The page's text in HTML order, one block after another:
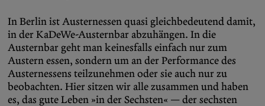
In Berlin ist Austernessen quasi gleichbedeutend damit,
in der KaDeWe-Austernbar abzuhängen. In die
Austernbar geht man keinesfalls einfach nur zum
Austern essen, sondern um an der Performance des
Austernessens teilzunehmen oder sie auch nur zu
beobachten. Hier sitzen wir alle zusammen und haben
es, das gute Leben »in der Sechsten« — der sechsten